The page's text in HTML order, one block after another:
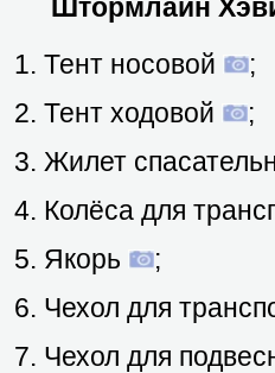
Штормлайн
Тент носовой
;
Тент ходовой
;
Жилет
Колёса для
Якорь
;
Чехол для
Чехол для